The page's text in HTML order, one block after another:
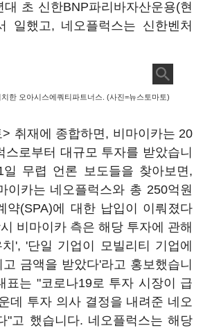
초 신한BNP파리바자산운용(현
일했고, 네오플럭스는 신한벤처
한 오아시스에쿼티파트너스. (사진=뉴스토마토)
취재에 종합하면, 비마이카는 20
스로부터 대규모 투자를 받았습니
무렵 언론 보도들을 찾아보면,
이카는 네오플럭스와 총 250억원
약(SPA)에 대한 납입이 이뤄졌다
비마이카 측은 해당 투자에 관해
', '단일 기업이 모빌리티 기업에
금액을 받았다'라고 홍보했습니
표는 "코로나19로 투자 시장이 급
데 투자 의사 결정을 내려준 네오
"고 했습니다. 네오플럭스는 해당